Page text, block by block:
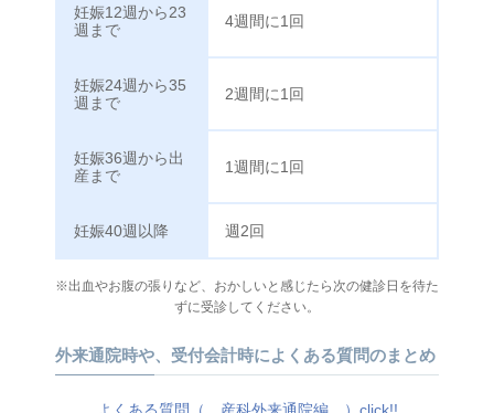
妊娠12週から23
週まで
4週間に1回
妊娠24週から35
週まで
2週間に1回
妊娠36週から出
産まで
1週間に1回
妊娠40週以降 週2回
※出血やお腹の張りなど、おかしいと感じたら次の健診日を待た
ずに受診してください。
外来通院時や、受付会計時によくある質問のまとめ